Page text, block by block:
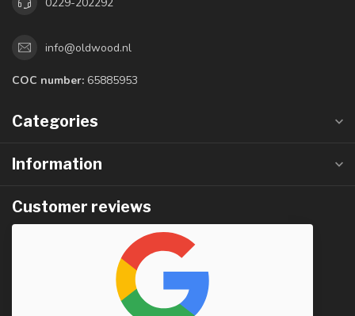
info@oldwood.nl
COC number: 65885953
Categories
Information
Customer reviews